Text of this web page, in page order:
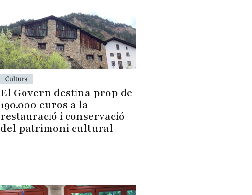
Cultura
El Govern destina prop de
190.000 euros a la
restauració i conservació
del patrimoni cultural